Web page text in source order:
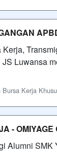
Luwansa
Kerja
- OMIYAGE
Alumni SMK